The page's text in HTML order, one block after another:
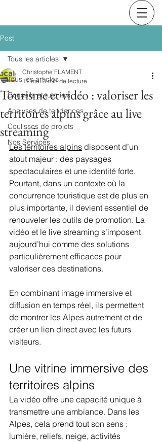
Post
Tous les articles
Conseils et tutoriels
Analyses de tendances
Coulisses de projets
Nos Services
Tous les articles
Tourisme et vidéo : valoriser les
territoires alpins grâce au live
streaming
Christophe FLAMENT
11 mai 3 min de lecture
Les territoires alpins disposent d’un
atout majeur : des paysages
spectaculaires et une identité forte.
Pourtant, dans un contexte où la
concurrence touristique est de plus en
plus importante, il devient essentiel de
renouveler les outils de promotion. La
vidéo et le live streaming s’imposent
aujourd’hui comme des solutions
particulièrement efficaces pour
valoriser ces destinations.
En combinant image immersive et
diffusion en temps réel, ils permettent
de montrer les Alpes autrement et de
créer un lien direct avec les futurs
visiteurs.
Une vitrine immersive des
territoires alpins
La vidéo offre une capacité unique à
transmettre une ambiance. Dans les
Alpes, cela prend tout son sens :
lumière, reliefs, neige, activités